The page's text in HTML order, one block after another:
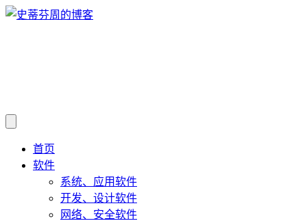
首页
软件
系统、应用软件
开发、设计软件
网络、安全软件